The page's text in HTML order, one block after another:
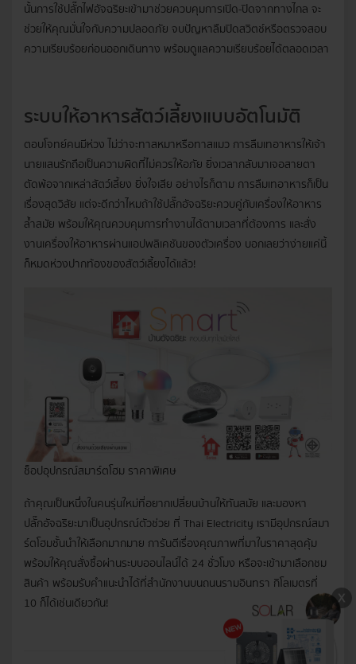
นั้นการใช้ปลั๊กไฟอัจฉริยะเข้ามาช่วยควบคุมการเปิด-ปิดจากทางไกล จะ
ช่วยให้คุณมั่นใจกับความปลอดภัย จบปัญหาลืมปิดสวิตช์หรือตรวจสอบ
ความเรียบร้อยก่อนออกเดินทาง พร้อมดูแลความเรียบร้อยได้ตลอดเวลา
ระบบให้อาหารสัตว์เลี้ยงแบบอัตโนมัติ
ตอบโจทย์คนมีห่วง ไม่ว่าจะทาสหมาหรือทาสแมว การลืมเทอาหารให้เจ้า
นายแสนรักถือเป็นความผิดที่ไม่ควรให้อภัย ยิ่งเวลากลับมาเจอสายตา
ตัดพ้อจากเหล่าสัตว์เลี้ยง ยิ่งใจเสีย อย่างไรก็ตาม การลืมเทอาหารก็เป็น
เรื่องสุดวิสัย แต่จะดีกว่าไหมถ้าใช้ปลั๊กอัจฉริยะควบคู่กับเครื่องให้อาหาร
ล้ำสมัย พร้อมให้คุณควบคุมการทำงานได้ตามเวลาที่ต้องการ และสั่ง
งานเครื่องให้อาหารผ่านแอปพลิเคชันของตัวเครื่อง บอกเลยว่าง่ายแค่นี้
ก็หมดห่วงปากท้องของสัตว์เลี้ยงได้แล้ว!
ช็อปอุปกรณ์สมาร์ตโฮม ราคาพิเศษ
ถ้าคุณเป็นหนึ่งในคนรุ่นใหม่ที่อยากเปลี่ยนบ้านให้ทันสมัย และมองหา
ปลั๊กอัจฉริยะมาเป็นอุปกรณ์ตัวช่วย ที่ Thai Electricity เรามีอุปกรณ์สมา
ร์ตโฮมชั้นนำให้เลือกมากมาย การันตีเรื่องคุณภาพที่มาในราคาสุดคุ้ม
พร้อมให้คุณสั่งซื้อผ่านระบบออนไลน์ได้ 24 ชั่วโมง หรือจะเข้ามาเลือกชม
สินค้า พร้อมรับคำแนะนำได้ที่สำนักงานบนถนนรามอินทรา กิโลเมตรที่
10 ก็ได้เช่นเดียวกัน!